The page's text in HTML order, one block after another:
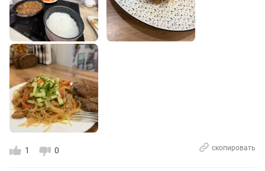
1 0 скопировать